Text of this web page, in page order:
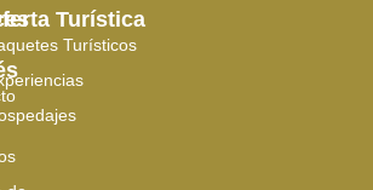
Turística
Turísticos